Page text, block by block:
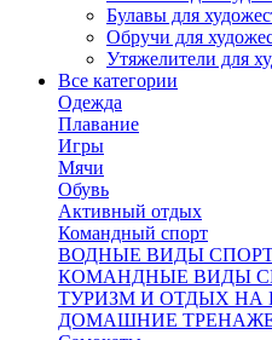
Булавы для
Обручи для
Утяжелители для
Все категории
Одежда
Плавание
Игры
Мячи
Обувь
Активный отдых
Командный спорт
ВОДНЫЕ ВИДЫ
КОМАНДНЫЕ ВИДЫ
ТУРИЗМ И ОТДЫХ НА
ДОМАШНИЕ